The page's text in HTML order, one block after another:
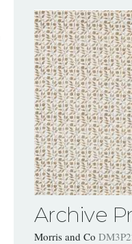
Archive
Morris and Co